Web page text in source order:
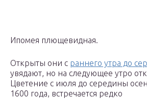
Ипомея плющевидная.
Открыты они с раннего утра до
увядают, но на следующее утро
Цветение с июля до середины
1600 года, встречается редко